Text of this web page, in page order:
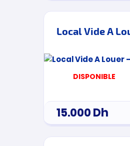
Local Vide A
DISPONIBLE
15.000Dh